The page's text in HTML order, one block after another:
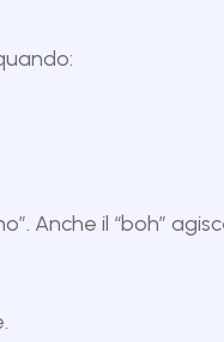
Anche il “boh”